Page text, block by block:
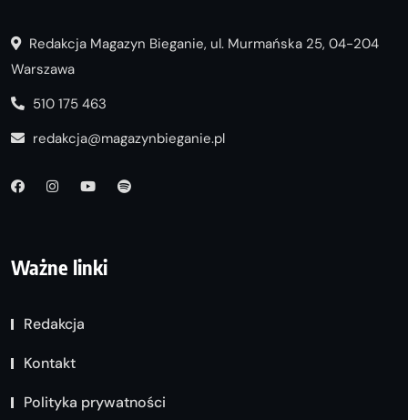
Redakcja Magazyn Bieganie, ul. Murmańska 25, 04-204
Warszawa
510 175 463
redakcja@magazynbieganie.pl
Ważne linki
Redakcja
Kontakt
Polityka prywatności